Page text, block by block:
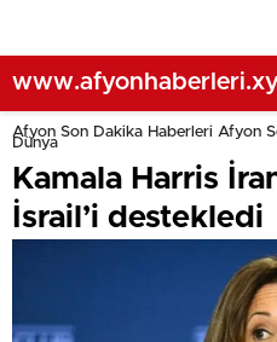
Afyon Son Dakika Haberleri Afyon
Dünya
Kamala Harris
İsrail’i destekledi